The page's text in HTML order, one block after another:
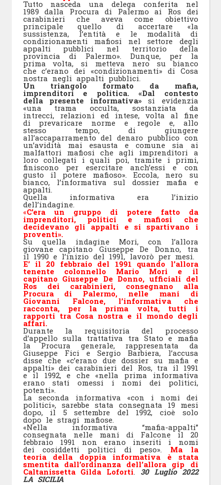
Tutto nasceda una delega conferita nel
1989 dalla Procura di Palermo ai Ros dei
carabinieri che aveva come obiettivo
principale quello di accertare «la
sussistenza, l’entità e le modalità di
condizionamenti mafiosi nel settore degli
appalti pubblici nel territorio della
provincia di Palermo». Dunque, per la
prima volta, si metteva nero su bianco
che c’erano dei «condizionamenti» di Cosa
nostra negli appalti pubblici.
Un triangolo formato da mafia,
imprenditori e politica. «Dal contesto
della presente informativa» si evidenzia
«una trama occulta, sostanziata da
intrecci, relazioni ed intese, volta al fine
di prevaricare norme e regole e, allo
stesso tempo, di giungere
all’accaparramento del denaro pubblico con
un’avidità mai esausta e comune sia ai
malfattori mafiosi che agli imprenditori a
loro collegati i quali poi, tramite i primi,
finiscono per esercitare anch’essi e con
gusto il potere mafioso». Eccola, nero su
bianco, l’informativa sul dossier mafia e
appalti.
Quella informativa era l’inizio
dell’indagine.
«C’era un gruppo di potere fatto da
imprenditori, politici e mafiosi che
decidevano gli appalti e si spartivano i
proventi».
Su quella indagine Mori, con l’allora
giovane capitano Giuseppe De Donno, tra
il 1990 e l’inizio del 1991, lavorò per mesi.
E’ il 20 febbraio del 1991 quando l’allora
tenente colonnello Mario Mori e il
capitano Giuseppe De Donno, ufficiali del
Ros dei carabinieri, consegnano alla
Procura di Palermo, nelle mani di
Giovanni Falcone, l’informativa che
racconta, per la prima volta, tutti i
rapporti tra Cosa nostra e il mondo degli
affari.
Durante la requisitoria del processo
d’appello sulla trattativa tra Stato e mafia
la Procura generale, rappresentata da
Giuseppe Fici e Sergio Barbiera, l’accusa
disse che «c’erano due dossier su mafia e
appalti» dei carabinieri del Ros, tra il 1991
e il 1992, e che «nella prima informativa
erano stati omessi i nomi dei politici,
potenti».
La seconda informativa «con i nomi dei
politici», sarebbe stata consegnata 19 mesi
dopo, il 5 settembre del 1992, cioè solo
dopo le stragi mafiose.
«Nella informativa “mafia-appalti”
consegnata nelle mani di Falcone il 20
febbraio 1991 non erano inseriti i nomi
dei cosiddetti politici di peso». Ma la
teoria della doppia informativa è stata
smentita dall’ordinanza dell’allora gip di
Caltanissetta Gilda Loforti. 30 Luglio 2022
LA SICILIA